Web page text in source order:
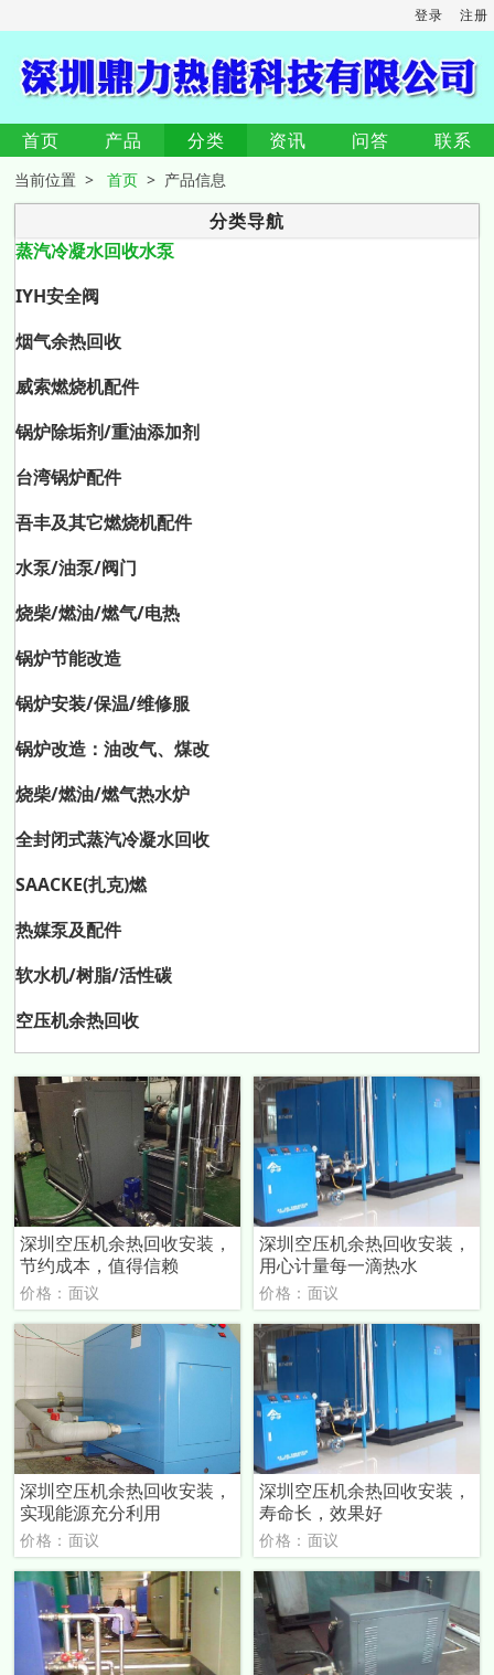
登录 注册
首页 产品 分类 资讯 问答 联系
当前位置 >首页 > 产品信息
分类导航
蒸汽冷凝水回收水泵
IYH安全阀
烟气余热回收
威索燃烧机配件
锅炉除垢剂/重油添加剂
台湾锅炉配件
吾丰及其它燃烧机配件
水泵/油泵/阀门
烧柴/燃油/燃气/电热
锅炉节能改造
锅炉安装/保温/维修服
锅炉改造：油改气、煤改
烧柴/燃油/燃气热水炉
全封闭式蒸汽冷凝水回收
SAACKE(扎克)燃
热媒泵及配件
软水机/树脂/活性碳
空压机余热回收
深圳空压机余热回收安装，
节约成本，值得信赖
价格：面议
深圳空压机余热回收安装，
用心计量每一滴热水
价格：面议
深圳空压机余热回收安装，
实现能源充分利用
价格：面议
深圳空压机余热回收安装，
寿命长，效果好
价格：面议